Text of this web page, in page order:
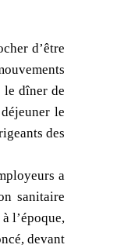
d’être
le dîner de
le
des
a
sanitaire
l’époque,
devant